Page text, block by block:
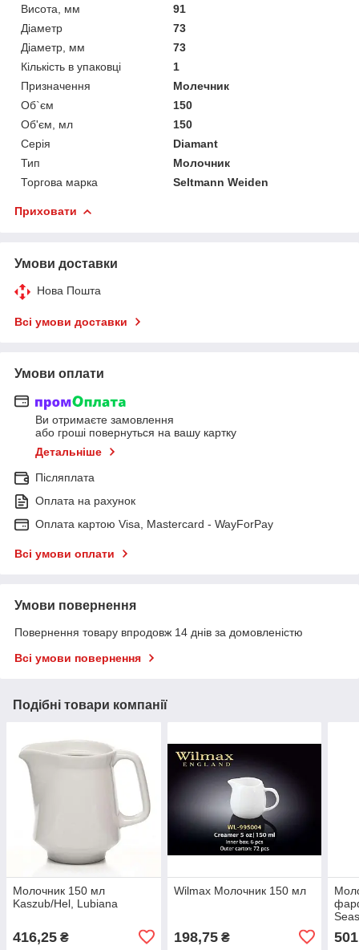
Висота, мм
91
Діаметр
73
Діаметр, мм
73
Кількість в упаковці
1
Призначення
Молечник
Об`єм
150
Об'єм, мл
150
Серія
Diamant
Тип
Молочник
Торгова марка
Seltmann Weiden
Приховати
Умови доставки
Нова Пошта
Всі умови доставки
Умови оплати
Ви отримаєте замовлення
або гроші повернуться на вашу картку
Детальніше
Післяплата
Оплата на рахунок
Оплата картою Visa, Mastercard - WayForPay
Всі умови оплати
Умови повернення
Повернення товару впродовж 14 днів за домовленістю
Всі умови повернення
Подібні товари компанії
Молочник 150 мл
Kaszub/Hel, Lubiana
416,25 ₴
Wilmax Молочник 150 мл
198,75₴